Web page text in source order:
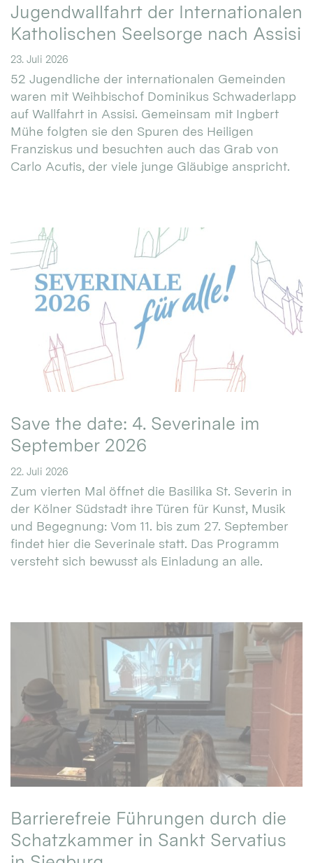
Jugendwallfahrt der Internationalen
Katholischen Seelsorge nach Assisi
23. Juli 2026
52 Jugendliche der internationalen Gemeinden
waren mit Weihbischof Dominikus Schwaderlapp
auf Wallfahrt in Assisi. Gemeinsam mit Ingbert
Mühe folgten sie den Spuren des Heiligen
Franziskus und besuchten auch das Grab von
Carlo Acutis, der viele junge Gläubige anspricht.
Save the date: 4. Severinale im
September 2026
22. Juli 2026
Zum vierten Mal öffnet die Basilika St. Severin in
der Kölner Südstadt ihre Türen für Kunst, Musik
und Begegnung: Vom 11. bis zum 27. September
findet hier die Severinale statt. Das Programm
versteht sich bewusst als Einladung an alle.
Barrierefreie Führungen durch die
Schatzkammer in Sankt Servatius